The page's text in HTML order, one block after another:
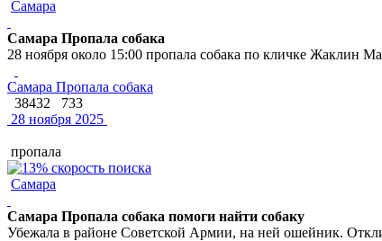
Самара
Самара Пропала собака
28 ноября около 15:00 пропала собака по кличке Жаклин
Самара Пропала собака
38432
733
28 ноября 2025
пропала
Самара
Самара Пропала собака помоги найти собаку
Убежала в районе Советской Армии, на ней ошейник.